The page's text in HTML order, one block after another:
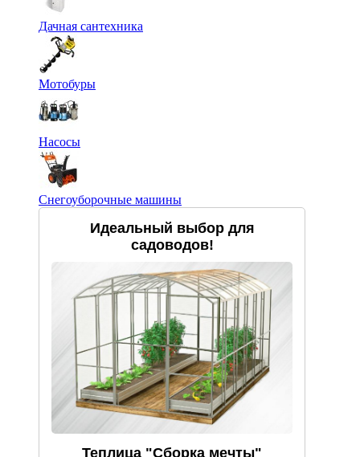
Дачная сантехника
Мотобуры
Насосы
Снегоуборочные машины
Идеальный выбор для
садоводов!
Теплица "Сборка мечты"